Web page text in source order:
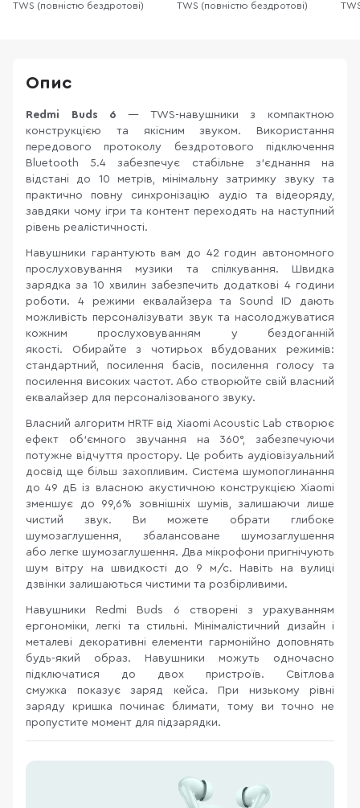
TWS (повністю бездротові)
TWS (повністю бездротові)
Опис
Redmi Buds 6 — TWS-навушники з компактною
конструкцією та якісним звуком. Використання
передового протоколу бездротового підключення
Bluetooth 5.4 забезпечує стабільне з'єднання на
відстані до 10 метрів, мінімальну затримку звуку та
практично повну синхронізацію аудіо та відеоряду,
завдяки чому ігри та контент переходять на наступний
рівень реалістичності.
Навушники гарантують вам до 42 годин автономного
прослуховування музики та спілкування. Швидка
зарядка за 10 хвилин забезпечить додаткові 4 години
роботи. 4 режими еквалайзера та Sound ID дають
можливість персоналізувати звук та насолоджуватися
кожним прослуховуванням у бездоганній
якості. Обирайте з чотирьох вбудованих режимів:
стандартний, посилення басів, посилення голосу та
посилення високих частот. Або створюйте свій власний
еквалайзер для персоналізованого звуку.
Власний алгоритм HRTF від Xiaomi Acoustic Lab створює
ефект об’ємного звучання на 360°, забезпечуючи
потужне відчуття простору. Це робить аудіовізуальний
досвід ще більш захопливим. Система шумопоглинання
до 49 дБ із власною акустичною конструкцією Xiaomi
зменшує до 99,6% зовнішніх шумів, залишаючи лише
чистий звук. Ви можете обрати глибоке
шумозаглушення, збалансоване шумозаглушення
або легке шумозаглушення. Два мікрофони пригнічують
шум вітру на швидкості до 9 м/с. Навіть на вулиці
дзвінки залишаються чистими та розбірливими.
Навушники Redmi Buds 6 створені з урахуванням
ергономіки, легкі та стильні. Мінімалістичний дизайн і
металеві декоративні елементи гармонійно доповнять
будь-який образ. Навушники можуть одночасно
підключатися до двох пристроїв. Світлова
смужка показує заряд кейса. При низькому рівні
заряду кришка починає блимати, тому ви точно не
пропустите момент для підзарядки.